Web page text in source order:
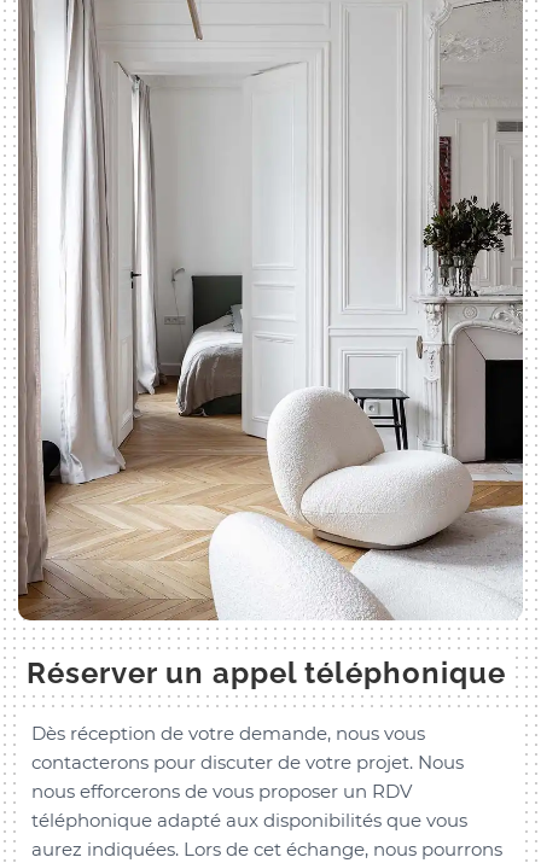
Réserver un appel téléphonique
Dès réception de votre demande, nous vous
contacterons pour discuter de votre projet. Nous
nous efforcerons de vous proposer un RDV
téléphonique adapté aux disponibilités que vous
aurez indiquées. Lors de cet échange, nous pourrons